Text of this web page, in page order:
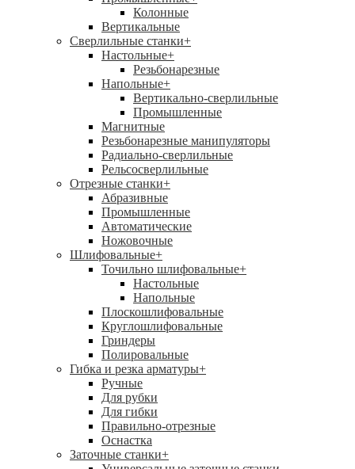
Колонные
Вертикальные
Сверлильные станки+
Настольные+
Резьбонарезные
Напольные+
Вертикально-сверлильные
Промышленные
Магнитные
Резьбонарезные манипуляторы
Радиально-сверлильные
Рельсосверлильные
Отрезные станки+
Абразивные
Промышленные
Автоматические
Ножовочные
Шлифовальные+
Точильно шлифовальные+
Настольные
Напольные
Плоскошлифовальные
Круглошлифовальные
Гриндеры
Полировальные
Гибка и резка арматуры+
Ручные
Для рубки
Для гибки
Правильно-отрезные
Оснастка
Заточные станки+